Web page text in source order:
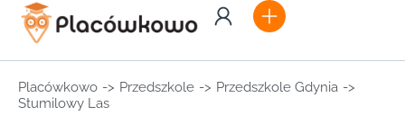
Placówkowo -> Przedszkole -> Przedszkole Gdynia ->
Stumilowy Las